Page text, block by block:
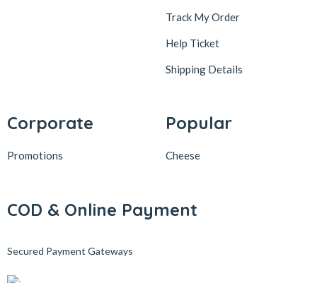
Track My Order
Help Ticket
Shipping Details
Corporate
Promotions
Popular
Cheese
COD & Online Payment
Secured Payment Gateways